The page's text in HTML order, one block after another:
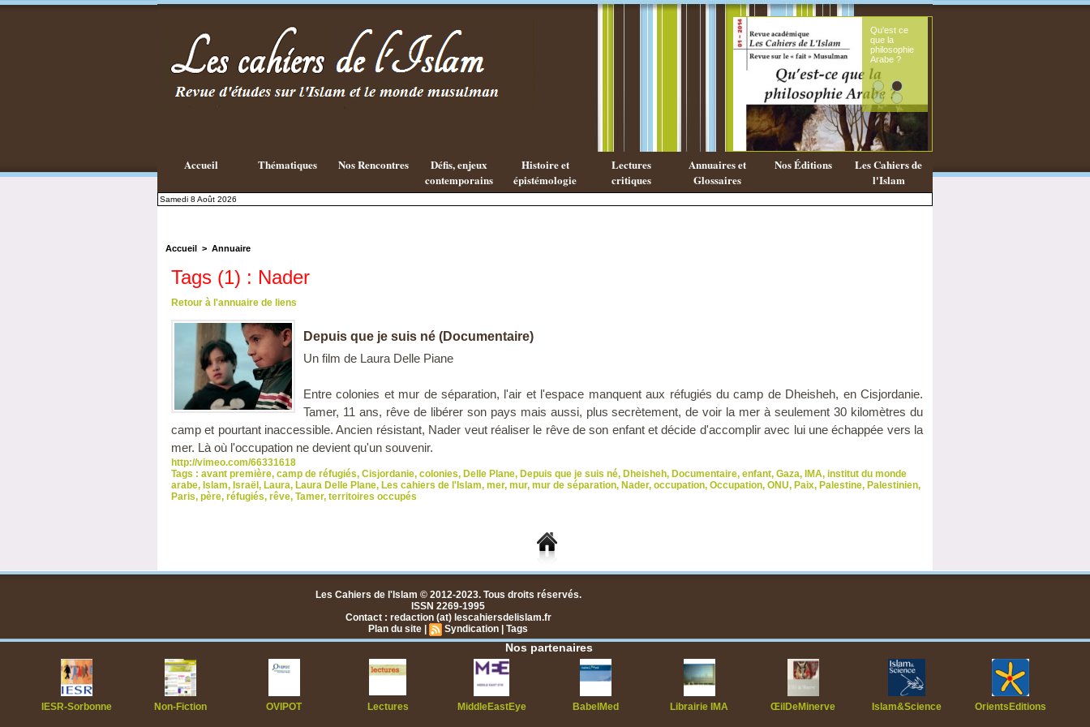
Islamique ?
Qu'est ce
que la
philosophie
Arabe ?
Accueil Thématiques Nos Rencontres
Défis, enjeux
contemporains
Histoire et
épistémologie
Lectures
critiques
Annuaires et
Glossaires
Nos Éditions
Les Cahiers de
l'Islam
Samedi 8 Août 2026
Accueil > Annuaire
Tags (1) : Nader
Retour à l'annuaire de liens
Depuis que je suis né (Documentaire)
Un film de Laura Delle Piane
Entre colonies et mur de séparation, l'air et l'espace manquent aux réfugiés du camp de Dheisheh, en Cisjordanie.
Tamer, 11 ans, rêve de libérer son pays mais aussi, plus secrètement, de voir la mer à seulement 30 kilomètres du
camp et pourtant inaccessible. Ancien résistant, Nader veut réaliser le rêve de son enfant et décide d'accomplir avec lui une échappée vers la
mer. Là où l'occupation ne devient qu'un souvenir.
http://vimeo.com/66331618
Tags : avant première, camp de réfugiés, Cisjordanie, colonies, Delle Plane, Depuis que je suis né, Dheisheh, Documentaire, enfant, Gaza, IMA, institut du monde
arabe, Islam, Israël , Laura, Laura Delle Plane, Les cahiers de l'Islam, mer, mur, mur de séparation, Nader, occupation, Occupation, ONU, Paix, Palestine, Palestinien,
Paris, père, réfugiés, rêve, Tamer, territoires occupés
Les Cahiers de l'Islam © 2012-2023. Tous droits réservés.
ISSN 2269-1995
Contact : redaction (at) lescahiersdelislam.fr
Plan du site
Syndication Tags
Nos partenaires
IESR-Sorbonne Non-Fiction OVIPOT Lectures MiddleEastEye BabelMed Librairie IMA ŒilDeMinerve Islam&Science OrientsEditions